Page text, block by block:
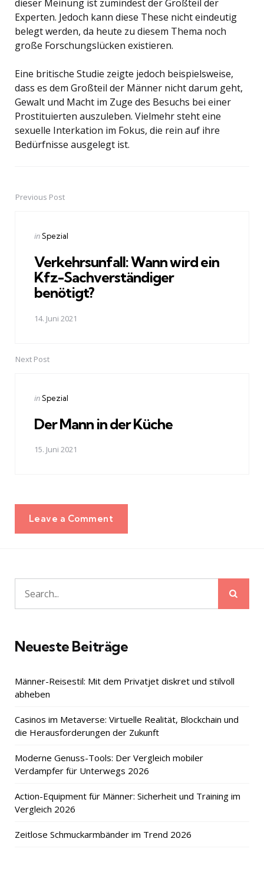
dieser Meinung ist zumindest der Großteil der
Experten. Jedoch kann diese These nicht eindeutig
belegt werden, da heute zu diesem Thema noch
große Forschungslücken existieren.
Eine britische Studie zeigte jedoch beispielsweise,
dass es dem Großteil der Männer nicht darum geht,
Gewalt und Macht im Zuge des Besuchs bei einer
Prostituierten auszuleben. Vielmehr steht eine
sexuelle Interkation im Fokus, die rein auf ihre
Bedürfnisse ausgelegt ist.
PostPrevious Post
Posted
inSpezial
Verkehrsunfall: Wann wird ein
Kfz-Sachverständiger
benötigt?
14. Juni 2021
Next Post
Posted
inSpezial
Der Mann in der Küche
15. Juni 2021
Leave a Comment
Search
for:
Neueste Beiträge
Männer-Reisestil: Mit dem Privatjet diskret und stilvoll
abheben
Casinos im Metaverse: Virtuelle Realität, Blockchain und
die Herausforderungen der Zukunft
Moderne Genuss-Tools: Der Vergleich mobiler
Verdampfer für Unterwegs 2026
Action-Equipment für Männer: Sicherheit und Training im
Vergleich 2026
Zeitlose Schmuckarmbänder im Trend 2026